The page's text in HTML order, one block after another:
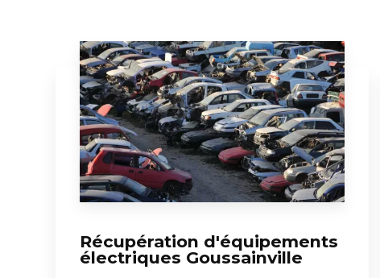
Récupération d'équipements
électriques Goussainville